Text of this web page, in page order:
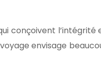
conçoivent l’intégrité
envisage